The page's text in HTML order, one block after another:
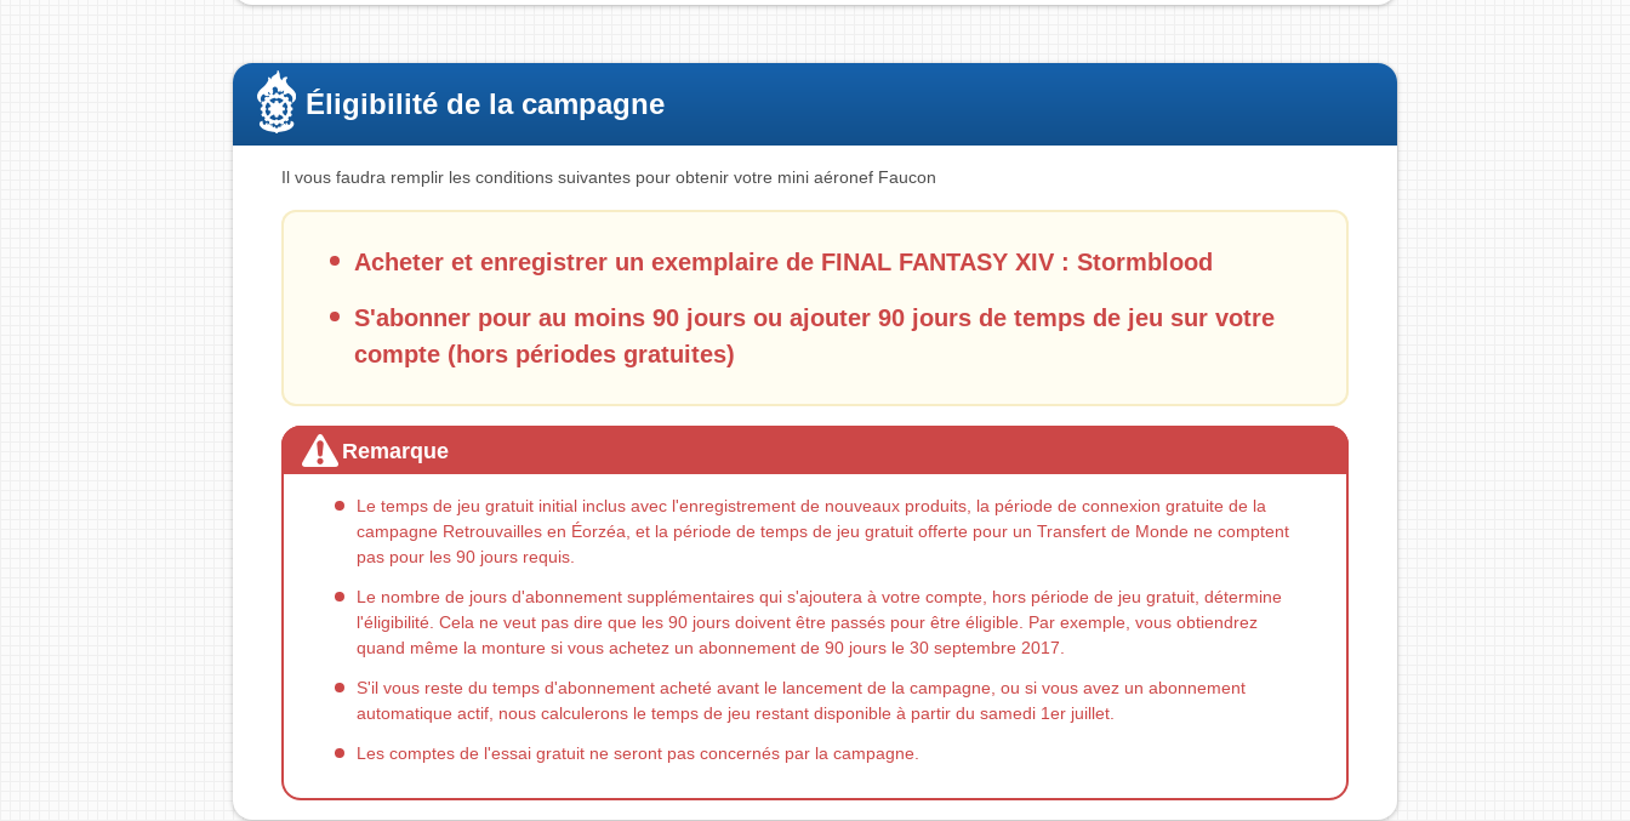
Éligibilité de la campagne
Il vous faudra remplir les conditions suivantes pour obtenir votre mini aéronef Faucon
Acheter et enregistrer un exemplaire de FINAL FANTASY XIV : Stormblood
S'abonner pour au moins 90 jours ou ajouter 90 jours de temps de jeu sur votre
compte (hors périodes gratuites)
Remarque
Le temps de jeu gratuit initial inclus avec l'enregistrement de nouveaux produits, la période de connexion gratuite de la
campagne Retrouvailles en Éorzéa, et la période de temps de jeu gratuit offerte pour un Transfert de Monde ne comptent
pas pour les 90 jours requis.
Le nombre de jours d'abonnement supplémentaires qui s'ajoutera à votre compte, hors période de jeu gratuit, détermine
l'éligibilité. Cela ne veut pas dire que les 90 jours doivent être passés pour être éligible. Par exemple, vous obtiendrez
quand même la monture si vous achetez un abonnement de 90 jours le 30 septembre 2017.
S'il vous reste du temps d'abonnement acheté avant le lancement de la campagne, ou si vous avez un abonnement
automatique actif, nous calculerons le temps de jeu restant disponible à partir du samedi 1er juillet.
Les comptes de l'essai gratuit ne seront pas concernés par la campagne.